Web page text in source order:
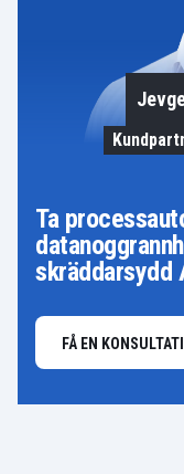
Ta
skräddarsydd
FÅ EN